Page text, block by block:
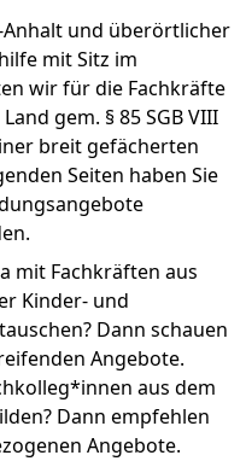
Anhalt und überörtlicher
mit Sitz im
wir für die Fachkräfte
gem. § 85 SGB VIII
breit gefächerten
Seiten haben Sie
mit Fachkräften aus
Kinder- und
Dann schauen
Angebote.
aus dem
Dann empfehlen
Angebote.